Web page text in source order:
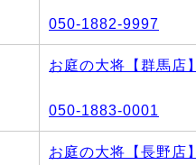
050-1882-9997
お庭の大将【群馬店】
050-1883-0001
お庭の大将【長野店】